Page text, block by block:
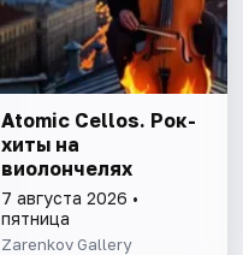
Atomic Cellos. Рок-
хиты на
виолончелях
7 августа 2026 •
пятница
Zarenkov Gallery